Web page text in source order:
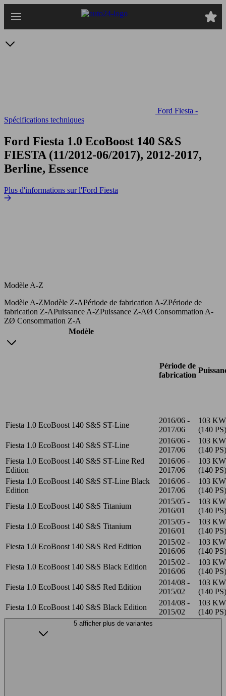
au
Ford Fiesta -
Spécifications techniques
Ford Fiesta 1.0 EcoBoost 140 S&S
FIESTA (11/2012-06/2017), 2012-2017,
Berline, Essence
Plus d'informations sur l'Ford Fiesta
Modèle A-Z
Modèle A-ZModèle Z-APériode de fabrication A-ZPériode de
fabrication Z-APuissance A-ZPuissance Z-AØ Consommation A-
ZØ Consommation Z-A
Modèle
Période de
fabrication
Fiesta 1.0 EcoBoost 140 S&S ST-Line
2016/06 -
2017/06
103 KW
(140 PS)
Fiesta 1.0 EcoBoost 140 S&S ST-Line
2016/06 -
2017/06
103 KW
(140 PS)
Fiesta 1.0 EcoBoost 140 S&S ST-Line Red
Edition
2016/06 -
2017/06
103 KW
(140 PS)
Fiesta 1.0 EcoBoost 140 S&S ST-Line Black
Edition
2016/06 -
2017/06
103 KW
(140 PS)
Fiesta 1.0 EcoBoost 140 S&S Titanium
2015/05 -
2016/01
103 KW
(140 PS)
Fiesta 1.0 EcoBoost 140 S&S Titanium
2015/05 -
2016/01
103 KW
(140 PS)
Fiesta 1.0 EcoBoost 140 S&S Red Edition
2015/02 -
2016/06
103 KW
(140 PS)
Fiesta 1.0 EcoBoost 140 S&S Black Edition
2015/02 -
2016/06
103 KW
(140 PS)
Fiesta 1.0 EcoBoost 140 S&S Red Edition
2014/08 -
2015/02
103 KW
(140 PS)
Fiesta 1.0 EcoBoost 140 S&S Black Edition
2014/08 -
2015/02
103 KW
(140 PS)
5 afficher plus de variantes